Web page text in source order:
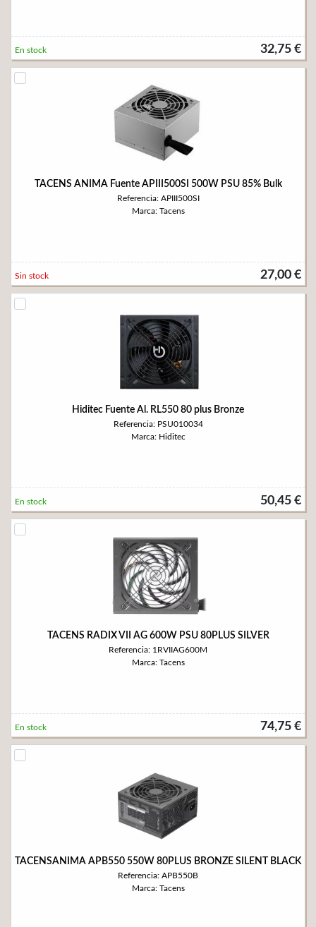
32,75 €
En stock
TACENS ANIMA Fuente APIII500SI 500W PSU 85% Bulk
Referencia: APIII500SI
Marca: Tacens
27,00 €
Sin stock
Hiditec Fuente Al. RL550 80 plus Bronze
Referencia: PSU010034
Marca: Hiditec
50,45 €
En stock
TACENS RADIX VII AG 600W PSU 80PLUS SILVER
Referencia: 1RVIIAG600M
Marca: Tacens
74,75 €
En stock
TACENSANIMA APB550 550W 80PLUS BRONZE SILENT BLACK
Referencia: APB550B
Marca: Tacens